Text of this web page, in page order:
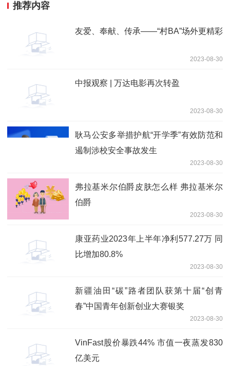
推荐内容
友爱、奉献、传承——“村BA”场外更精彩
2023-08-30
中报观察 | 万达电影再次转盈
2023-08-30
耿马公安多举措护航“开学季”有效防范和
遏制涉校安全事故发生
2023-08-30
弗拉基米尔伯爵皮肤怎么样 弗拉基米尔
伯爵
2023-08-30
康亚药业2023年上半年净利577.27万 同
比增加80.8%
2023-08-30
新疆油田“碳”路者团队获第十届“创青
春”中国青年创新创业大赛银奖
2023-08-30
VinFast股价暴跌44% 市值一夜蒸发830
亿美元